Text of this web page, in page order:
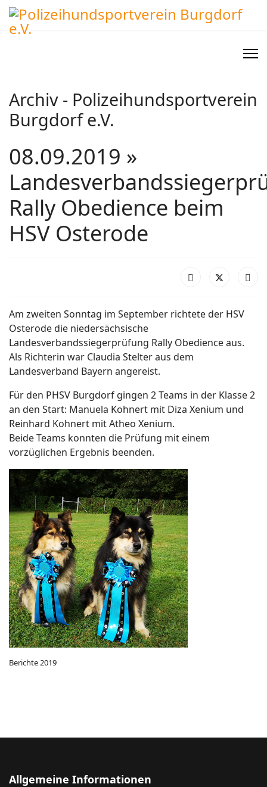
Archiv - Polizeihundsportverein
Burgdorf e.V.
08.09.2019 »
Rally Obedience beim
HSV Osterode
Am zweiten Sonntag im September richtete der HSV
Osterode die niedersächsische
Landesverbandssiegerprüfung Rally Obedience aus.
Als Richterin war Claudia Stelter aus dem
Landesverband Bayern angereist.
Für den PHSV Burgdorf gingen 2 Teams in der Klasse 2
an den Start: Manuela Kohnert mit Diza Xenium und
Reinhard Kohnert mit Atheo Xenium.
Beide Teams konnten die Prüfung mit einem
vorzüglichen Ergebnis beenden.
Berichte 2019
Allgemeine Informationen